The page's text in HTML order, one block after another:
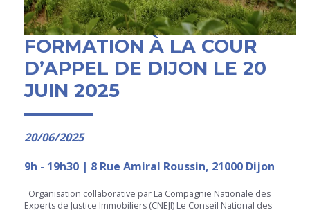
FORMATION À LA COUR
D’APPEL DE DIJON LE 20
JUIN 2025
20/06/2025
9h - 19h30 | 8 Rue Amiral Roussin, 21000 Dijon
Organisation collaborative par La Compagnie Nationale des
Experts de Justice Immobiliers (CNEJI) Le Conseil National des